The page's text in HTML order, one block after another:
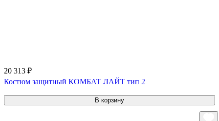
20 313 ₽
Костюм защитный КОМБАТ ЛАЙТ тип 2
В корзину